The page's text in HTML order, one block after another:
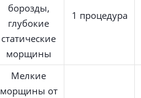
борозды,
глубокие
статические
морщины
1 процедура
Мелкие
морщины от